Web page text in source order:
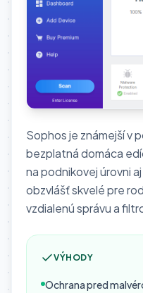
Sophos je známejší v
bezplatná domáca
na podnikovej úrovni
obzvlášť skvelé pre
vzdialenú správu a
VÝHODY
Ochrana pred